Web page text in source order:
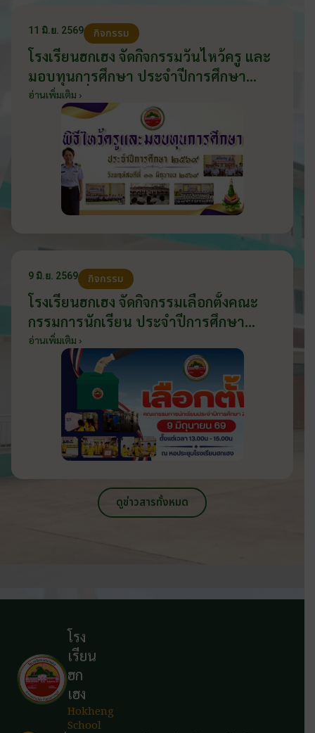
11 มิ.ย. 2569 กิจกรรม
โรงเรียนฮกเฮง จัดกิจกรรมวันไหว้ครู และ
มอบทุนการศึกษา ประจำปีการศึกษา
2569 วันที่ 11 มิถุนายน 2569
อ่านเพิ่มเติม ›
9 มิ.ย. 2569 กิจกรรม
โรงเรียนฮกเฮง จัดกิจกรรมเลือกตั้งคณะ
กรรมการนักเรียน ประจำปีการศึกษา
2569 ส่งเสริมประชาธิปไตยในโรงเรียน
วันที่ 9 มิถุนายน 2569
อ่านเพิ่มเติม ›
ดูข่าวสารทั้งหมด
โรง
เรียน
ฮก
เฮง
Hokheng
School